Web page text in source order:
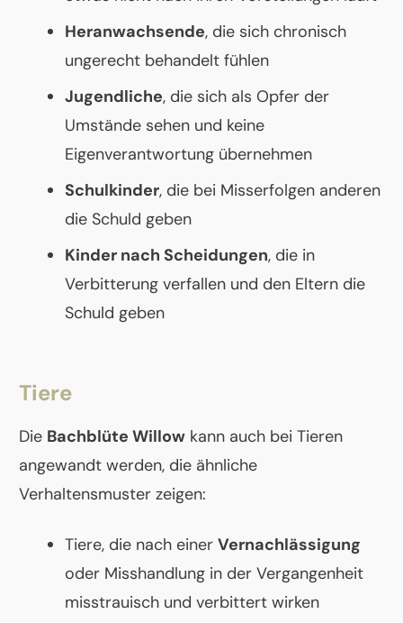
Heranwachsende, die sich chronisch
ungerecht behandelt fühlen
Jugendliche, die sich als Opfer der
Umstände sehen und keine
Eigenverantwortung übernehmen
Schulkinder, die bei Misserfolgen anderen
die Schuld geben
Kinder nach Scheidungen, die in
Verbitterung verfallen und den Eltern die
Schuld geben
Tiere
Die Bachblüte Willow kann auch bei Tieren
angewandt werden, die ähnliche
Verhaltensmuster zeigen:
Tiere, die nach einer Vernachlässigung
oder Misshandlung in der Vergangenheit
misstrauisch und verbittert wirken